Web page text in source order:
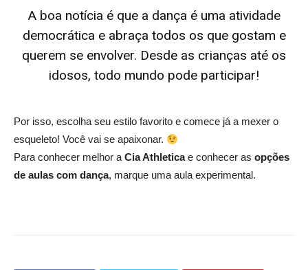
A boa notícia é que a dança é uma atividade
democrática e abraça todos os que gostam e
querem se envolver. Desde as crianças até os
idosos, todo mundo pode participar!
Por isso, escolha seu estilo favorito e comece já a mexer o
esqueleto! Você vai se apaixonar.
Para conhecer melhor a Cia Athleticae conhecer as opções
de aulas com dança, marque uma aula experimental.